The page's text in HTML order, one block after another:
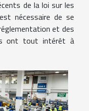
de la loi sur les
nécessaire de se
et des
ont tout intérêt à